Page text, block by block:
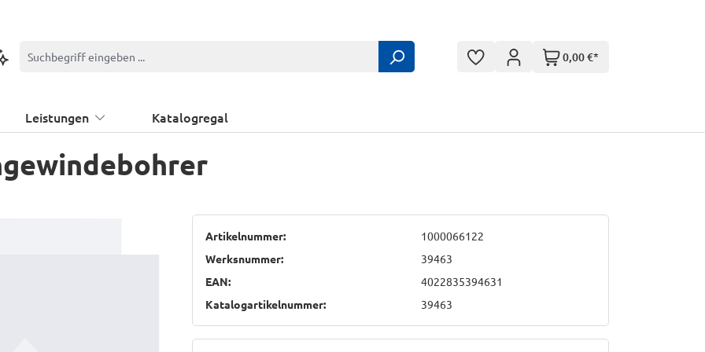
Suche 0,00 €*
Leistungen Katalogregal
Artikelnummer:
1000066122
Werksnummer:
39463
EAN:
4022835394631
Katalogartikelnummer:
39463